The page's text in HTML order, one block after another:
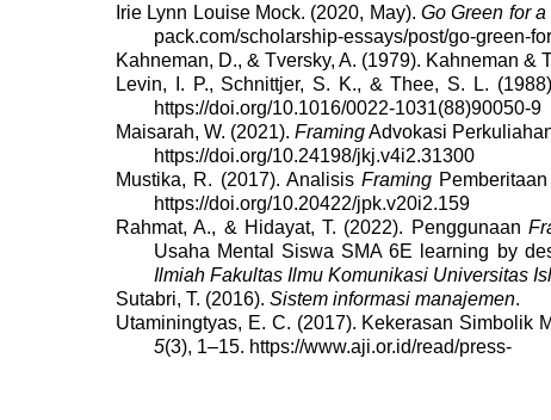
Irie Lynn Louise Mock. (2020, May). Go Green for
pack.com/scholarship-essays/post/go-green-
Kahneman, D., & Tversky, A. (1979). Kahneman
Levin, I. P., Schnittjer, S. K., & Thee, S. L.
https://doi.org/10.1016/0022-1031(88)90050-9
Maisarah, W. (2021). FramingAdvokasi
https://doi.org/10.24198/jkj.v4i2.31300
Mustika, R. (2017). AnalisisFraming
https://doi.org/10.20422/jpk.v20i2.159
Rahmat, A., & Hidayat, T. (2022). Penggunaan
Usaha Mental Siswa SMA 6E learning by
Ilmiah Fakultas Ilmu Komunikasi Universitas
Sutabri, T. (2016). Sistem informasi manajemen.
Utaminingtyas, E. C. (2017). Kekerasan
5(3), 1–15. https://www.aji.or.id/read/press-